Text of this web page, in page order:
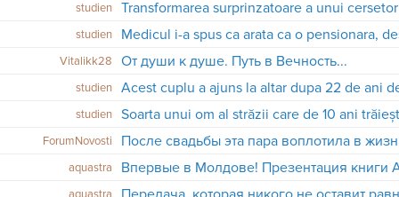
studien
studien
Vitalikk28
От души к душе. Путь в Вечность...
studien
studien
ForumNovosti
aquastra
Впервые в Молдове! Презентация книги